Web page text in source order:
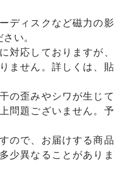
ディスクなど磁力の影
い。
対応しておりますが、
ません。詳しくは、貼
の歪みやシワが生じて
問題ございません。予
ので、お届けする商品
少異なることがありま